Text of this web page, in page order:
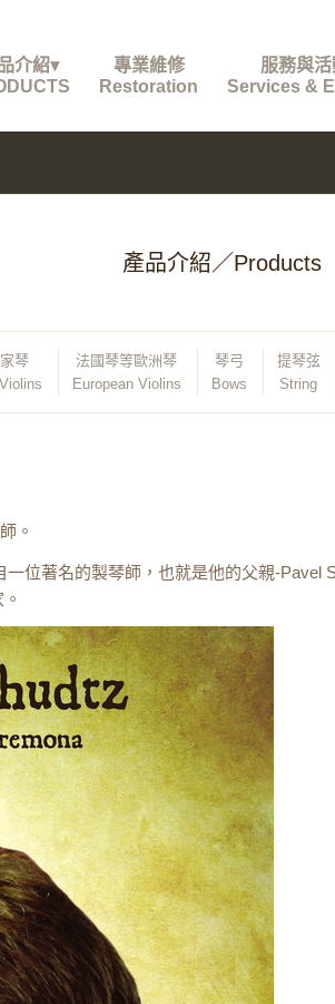
介紹▾
專業維修
Restoration
服務與活
Services &
產品介紹／Products
琴
法國琴等歐洲琴
European Violins
琴弓
Bows
提琴弦
String
。
位著名的製琴師，也就是他的父親-